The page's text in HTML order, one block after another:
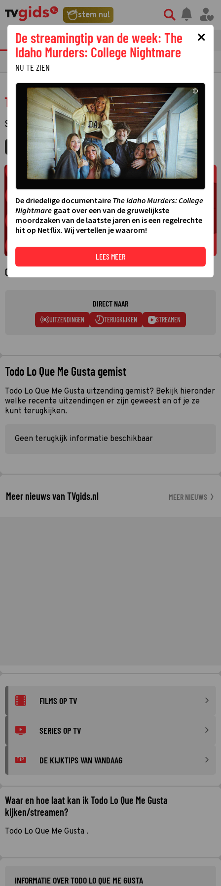
stem nu!
tvgids streaming nieuws
PRIMETIME GEMIST
Todo Lo Que Me Gusta
SERIE ·
MIJNGIDS AGENDA DELEN
Over Todo Lo Que Me Gusta
DIRECT NAAR
UITZENDINGEN TERUGKIJKEN STREAMEN
Todo Lo Que Me Gusta gemist
Todo Lo Que Me Gusta uitzending gemist? Bekijk hieronder
welke recente uitzendingen er zijn geweest en of je ze
kunt terugkijken.
Geen terugkijk informatie beschikbaar
Meer nieuws van TVgids.nl MEER NIEUWS
FILMS OP TV
SERIES OP TV
TIP DE KIJKTIPS VAN VANDAAG
Waar en hoe laat kan ik Todo Lo Que Me Gusta
kijken/streamen?
Todo Lo Que Me Gusta .
INFORMATIE OVER TODO LO QUE ME GUSTA
×
De streamingtip van de week: The
Idaho Murders: College Nightmare
NU TE ZIEN
©
De driedelige documentaire The Idaho Murders: College
Nightmare gaat over een van de gruwelijkste
moordzaken van de laatste jaren en is een regelrechte
hit op Netflix. Wij vertellen je waarom!
LEES MEER